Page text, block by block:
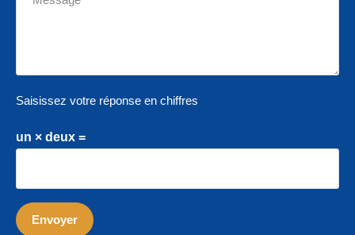
Saisissez votre réponse en chiffres
un × deux =